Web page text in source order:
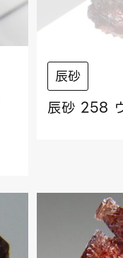
辰砂
辰砂 258